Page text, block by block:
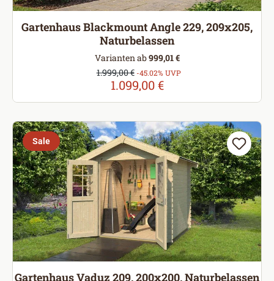
Gartenhaus Blackmount Angle 229, 209x205,
Naturbelassen
Varianten ab999,01 €
Verkaufspreis:
1.099,00 €
Regulärer Preis:
1.999,00 € -45.02% UVP
Sale
Gartenhaus Vaduz 209, 200x200, Naturbelassen